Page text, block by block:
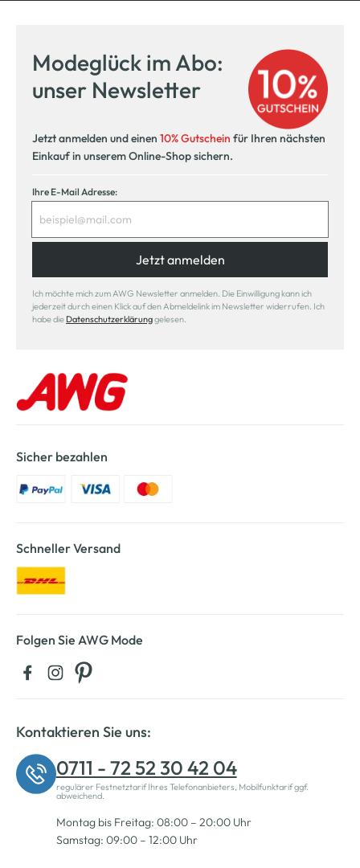
Modeglück im Abo:
unser Newsletter
Jetzt anmelden und einen 10% Gutschein für Ihren nächsten
Einkauf in unserem Online-Shop sichern.
Ihre E-Mail Adresse:
Jetzt anmelden
Ich möchte mich zum AWG Newsletter anmelden. Die Einwilligung kann ich
jederzeit durch einen Klick auf den Abmeldelink im Newsletter widerrufen. Ich
habe die Datenschutzerklärunggelesen.
Sicher bezahlen
Schneller Versand
Folgen Sie AWG Mode
Kontaktieren Sie uns:
0711 - 72 52 30 42 04
regulärer Festnetztarif Ihres Telefonanbieters, Mobilfunktarif ggf.
abweichend.
Montag bis Freitag: 08:00 – 20:00 Uhr
Samstag: 09:00 – 12:00 Uhr